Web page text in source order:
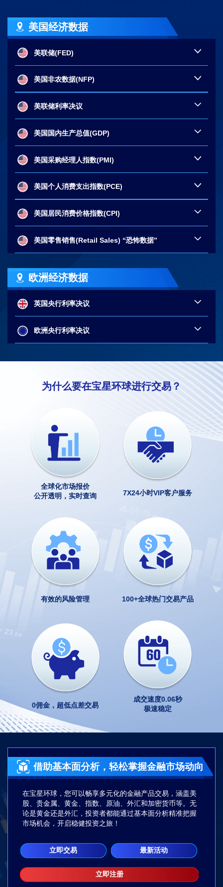
美国经济数据
美联储(FED)
美国非农数据(NFP)
美联储利率决议
美国国内生产总值(GDP)
美国采购经理人指数(PMI)
美国个人消费支出指数(PCE)
美国居民消费价格指数(CPI)
美国零售销售(Retail Sales) “恐怖数据”
欧洲经济数据
英国央行利率决议
欧洲央行利率决议
为什么要在宝星环球进行交易？
全球化市场报价
公开透明，实时查询
7X24小时VIP客户服务
有效的风险管理 100+全球热门交易产品
0佣金，超低点差交易
成交速度0.06秒
极速稳定
借助基本面分析，轻松掌握金融市场动向
在宝星环球，您可以畅享多元化的金融产品交易，涵盖美
股、贵金属、黄金、指数、原油、外汇和加密货币等。无
论是黄金还是外汇，投资者都能通过基本面分析精准把握
市场机会，开启稳健投资之旅！
立即交易 最新活动
立即注册